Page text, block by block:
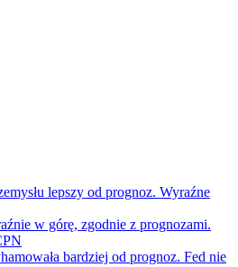
lepszy od prognoz. Wyraźne
w górę, zgodnie z prognozami.
bardziej od prognoz. Fed nie